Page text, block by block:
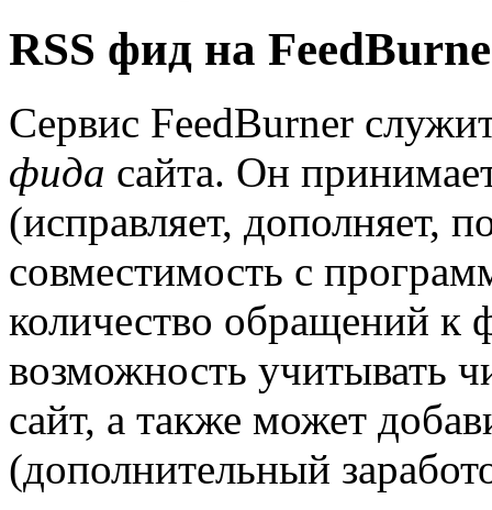
RSS фид на
Сервис FeedBurner
фида сайта. Он
(исправляет, дополняет,
совместимость с
количество обращений к
возможность учитывать
сайт, а также может
(дополнительный